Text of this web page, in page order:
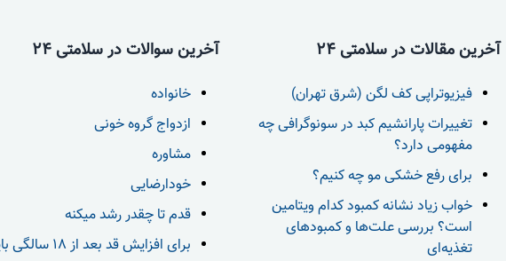
آخرین مقالات در سلامتی 24
فیزیوتراپی کف لگن (شرق تهران)
تغییرات پارانشیم کبد در سونوگرافی چه
مفهومی دارد؟
برای رفع خشکی مو چه کنیم؟
خواب زیاد نشانه کمبود کدام ویتامین
است؟ بررسی علت‌ها و کمبودهای
تغذیه‌ای
آخرین سوالات در سلامتی 24
خانواده
ازدواج گروه خونی
مشاوره
خودارضایی
قدم تا چقدر رشد میکنه
برای افزایش قد بعد از 18 سالگی باید چه کرد